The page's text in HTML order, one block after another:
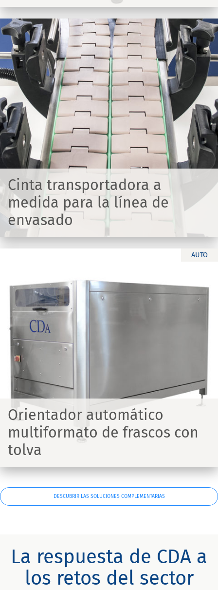
Cinta transportadora a
medida para la línea de
envasado
AUTO
Orientador automático
multiformato de frascos con
tolva
DESCUBRIR LAS SOLUCIONES COMPLEMENTARIAS
La respuesta de CDA a
los retos del sector